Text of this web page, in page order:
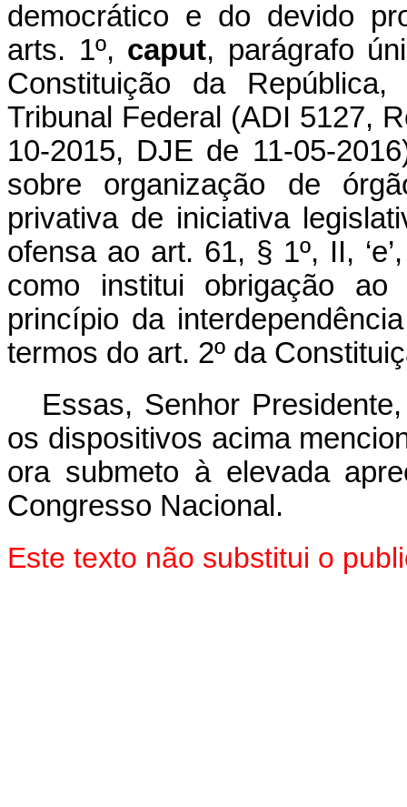
democrático e do devido
arts. 1º, caput, parágrafo
Constituição da
Tribunal Federal (ADI 5127,
10-2015, DJE de 11-05-
sobre organização de
privativa de iniciativa
ofensa ao art. 61, § 1º, II,
como institui obrigação
princípio da
termos do art. 2º da
Essas, Senhor
os dispositivos acima
ora submeto à elevada
Congresso Nacional.
Este texto não substitui o